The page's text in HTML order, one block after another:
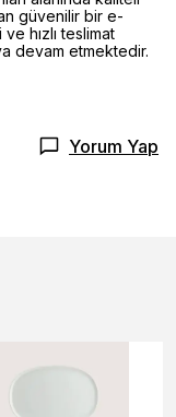
güvenilir bir e-
hızlı teslimat
devam etmektedir.
Yorum Yap